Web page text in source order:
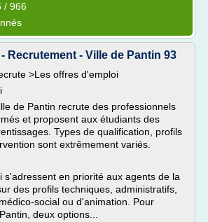
/ 966
Recrutement - Ville de Pantin 93
>Les offres d'emploi
de Pantin recrute des professionnels
et proposent aux étudiants des
Types de qualification, profils
sont extrêmement variés.
s'adressent en priorité aux agents de la
des profils techniques, administratifs,
social ou d'animation. Pour
deux options...